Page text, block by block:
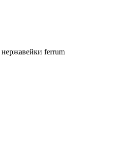
нержавейки ferrum